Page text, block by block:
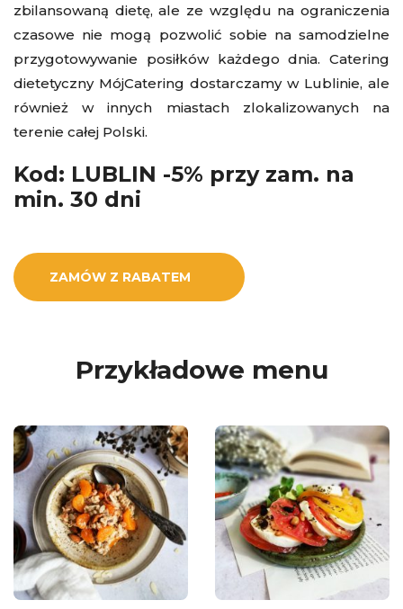
zbilansowaną dietę, ale ze względu na ograniczenia
czasowe nie mogą pozwolić sobie na samodzielne
przygotowywanie posiłków każdego dnia. Catering
dietetyczny MójCatering dostarczamy w Lublinie, ale
również w innych miastach zlokalizowanych na
terenie całej Polski.
Kod: LUBLIN -5% przy zam. na
min. 30 dni
ZAMÓW Z RABATEM
Przykładowe menu